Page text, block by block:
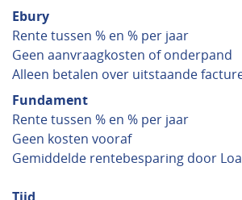
Ebury
Rente tussen % en % per jaar
Geen aanvraagkosten of onderpand
Alleen betalen over uitstaande
Fundament
Rente tussen % en % per jaar
Geen kosten vooraf
Gemiddelde rentebesparing door